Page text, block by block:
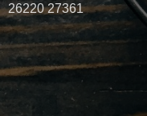
26220 27361